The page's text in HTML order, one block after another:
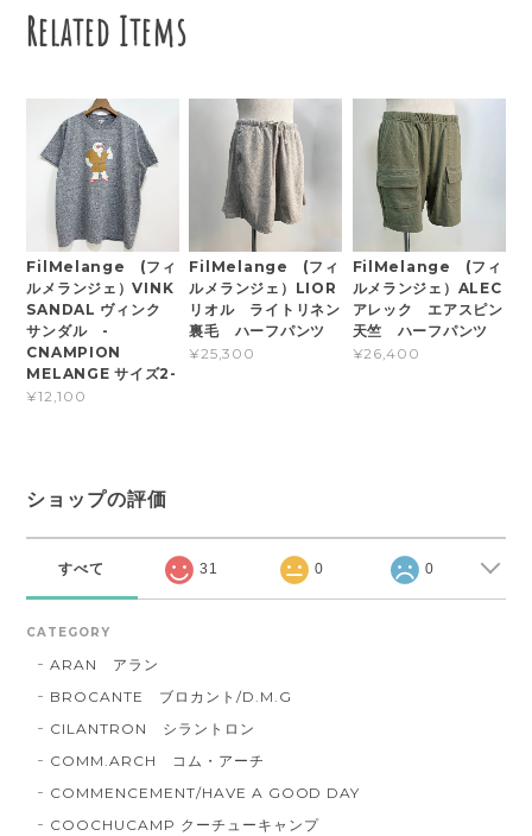
Related Items
FilMelange (フィ
ルメランジェ）VINK
SANDAL ヴィンク
サンダル -
CNAMPION
MELANGE サイズ2-
¥12,100
FilMelange (フィ
ルメランジェ）LIOR
リオル ライトリネン
裏毛 ハーフパンツ
¥25,300
FilMelange (フィ
ルメランジェ）ALEC
アレック エアスピン
天竺 ハーフパンツ
¥26,400
ショップの評価
すべて 31 0 0
CATEGORY
ARAN アラン
BROCANTE ブロカント/D.M.G
CILANTRON シラントロン
COMM.ARCH コム・アーチ
COMMENCEMENT/HAVE A GOOD DAY
COOCHUCAMP クーチューキャンプ